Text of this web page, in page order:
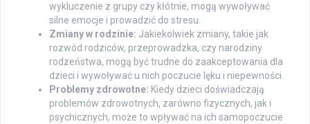
wykluczenie z grupy czy kłótnie, mogą wywoływać
silne emocje i prowadzić do stresu.
Zmiany w rodzinie: Jakiekolwiek zmiany, takie jak
rozwód rodziców, przeprowadzka, czy narodziny
rodzeństwa, mogą być trudne do zaakceptowania dla
dzieci i wywoływać u nich poczucie lęku i niepewności.
Problemy zdrowotne: Kiedy dzieci doświadczają
problemów zdrowotnych, zarówno fizycznych, jak i
psychicznych, może to wpływać na ich samopoczucie